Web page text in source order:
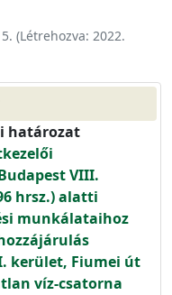
(Létrehozva: 2022.
határozat
VIII.
hrsz.) alatti
munkálataihoz
kerület, Fiumei út
víz-csatorna